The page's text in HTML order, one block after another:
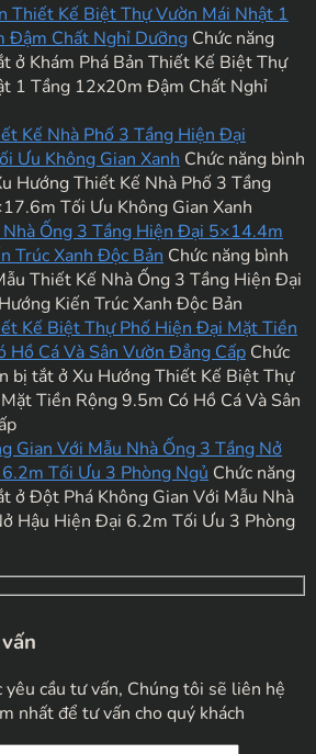
Thiết Kế Biệt Thự Vườn Mái Nhật 1
Đậm Chất Nghỉ Dưỡng Chức năng
ở Khám Phá Bản Thiết Kế Biệt Thự
1 Tầng 12x20m Đậm Chất Nghỉ
Kế Nhà Phố 3 Tầng Hiện Đại
Ưu Không Gian Xanh Chức năng bình
Hướng Thiết Kế Nhà Phố 3 Tầng
Tối Ưu Không Gian Xanh
Ống 3 Tầng Hiện Đại 5×14.4m
Trúc Xanh Độc Bản Chức năng bình
Thiết Kế Nhà Ống 3 Tầng Hiện Đại
Kiến Trúc Xanh Độc Bản
Kế Biệt Thự Phố Hiện Đại Mặt Tiền
Hồ Cá Và Sân Vườn Đẳng Cấp Chức
bị tắtở Xu Hướng Thiết Kế Biệt Thự
Tiền Rộng 9.5m Có Hồ Cá Và Sân
Gian Với Mẫu Nhà Ống 3 Tầng Nở
Tối Ưu 3 Phòng Ngủ Chức năng
ở Đột Phá Không Gian Với Mẫu Nhà
Hậu Hiện Đại 6.2m Tối Ưu 3 Phòng
yêu cầu tư vấn, Chúng tôi sẽ liên hệ
nhất để tư vấn cho quý khách